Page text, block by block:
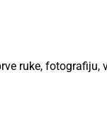
ruke, fotografiju,